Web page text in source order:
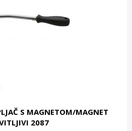
S MAGNETOM/MAGNET
2087